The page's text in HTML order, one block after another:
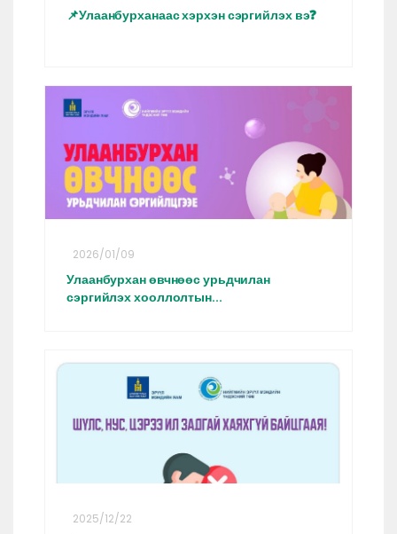
📌Улаанбурханаас хэрхэн сэргийлэх вэ❓
2026/01/09
Улаанбурхан өвчнөөс урьдчилан
сэргийлэх хооллолтын...
2025/12/22